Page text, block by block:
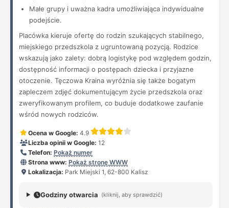
Małe grupy i uważna kadra umożliwiająca indywidualne
podejście.
Placówka kieruje ofertę do rodzin szukających stabilnego,
miejskiego przedszkola z ugruntowaną pozycją. Rodzice
wskazują jako zalety: dobrą logistykę pod względem godzin,
dostępność informacji o postępach dziecka i przyjazne
otoczenie. Tęczowa Kraina wyróżnia się także bogatym
zapleczem zdjęć dokumentującym życie przedszkola oraz
zweryfikowanym profilem, co buduje dodatkowe zaufanie
wśród nowych rodziców.
Ocena w Google: 4.9
Liczba opinii w Google: 12
Telefon: Pokaż numer
Strona www: Pokaż stronę WWW
Lokalizacja: Park Miejski 1, 62-800 Kalisz
Godziny otwarcia (kliknij, aby sprawdzić)